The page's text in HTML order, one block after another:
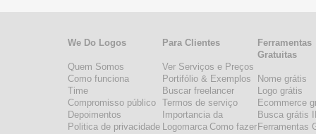
We Do Logos
Quem Somos
Como funciona
Time
Compromisso público
Depoimentos
Politica de privacidade
Para Clientes
Ver Serviços e Preços
Portifólio & Exemplos
Buscar freelancer
Termos de serviço
Importancia da
Logomarca Como fazer
Ferramentas
Gratuitas
Nome grátis
Logo grátis
Ecommerce
Busca grátis
Ferramentas